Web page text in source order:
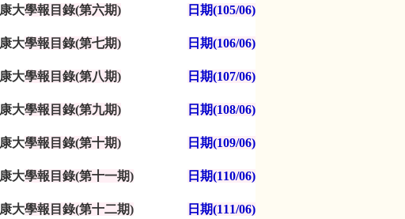
康大學報目錄(第六期) 日期(105/06)
康大學報目錄(第七期) 日期(106/06)
康大學報目錄(第八期) 日期(107/06)
康大學報目錄(第九期) 日期(108/06)
康大學報目錄(第十期) 日期(109/06)
康大學報目錄(第十一期) 日期(110/06)
康大學報目錄(第十二期) 日期(111/06)